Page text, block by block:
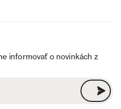
informovať o novinkách z